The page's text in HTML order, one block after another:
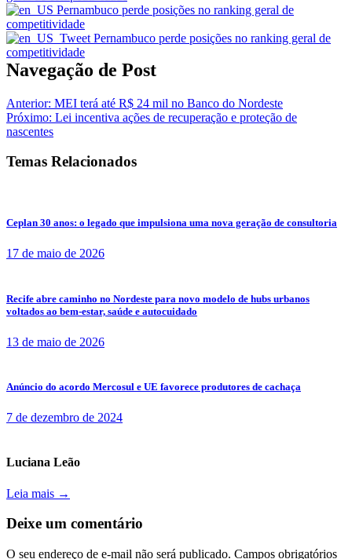
Navegação de Post
Anterior: MEI terá até R$ 24 mil no Banco do Nordeste
Próximo: Lei incentiva ações de recuperação e proteção de
nascentes
Temas Relacionados
Ceplan 30 anos: o legado que impulsiona uma nova geração de consultoria
17 de maio de 2026
Recife abre caminho no Nordeste para novo modelo de hubs urbanos
voltados ao bem-estar, saúde e autocuidado
13 de maio de 2026
Anúncio do acordo Mercosul e UE favorece produtores de cachaça
7 de dezembro de 2024
Luciana Leão
Leia mais →
Deixe um comentário
O seu endereço de e-mail não será publicado. Campos obrigatórios